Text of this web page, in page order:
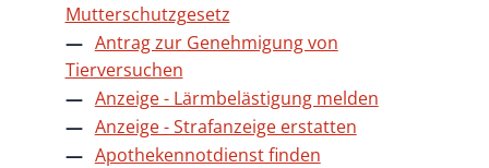
Mutterschutzgesetz
Antrag zur Genehmigung von
Tierversuchen
Anzeige - Lärmbelästigung melden
Anzeige - Strafanzeige erstatten
Apothekennotdienst finden